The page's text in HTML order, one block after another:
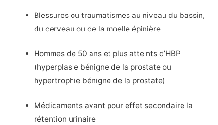
Blessures ou traumatismes au niveau du bassin,
du cerveau ou de la moelle épinière
Hommes de 50 ans et plus atteints d’HBP
(hyperplasie bénigne de la prostate ou
hypertrophie bénigne de la prostate)
Médicaments ayant pour effet secondaire la
rétention urinaire